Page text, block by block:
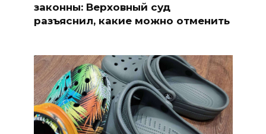
законны: Верховный суд
разъяснил, какие можно отменить